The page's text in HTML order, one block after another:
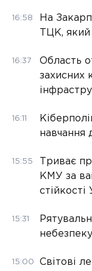
16:58
На
ТЦК, який
16:37
Область
захисних
16:11
навчання
15:55
Триває
КМУ за
стійкості
15:31
небезпеку
15:00
Світові